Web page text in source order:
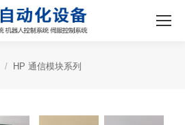
HP 通信模块系列